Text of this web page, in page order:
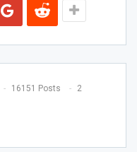
16151 Posts 2